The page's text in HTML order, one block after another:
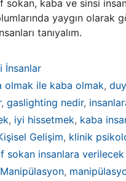
sokan, kaba ve sinsi
yaygın olarak
tanıyalım.
İnsanlar
olmak ile kaba olmak,
, gaslighting nedir,
, iyi hissetmek, kaba
Gelişim, klinik
sokan insanlara
Manipülasyon,